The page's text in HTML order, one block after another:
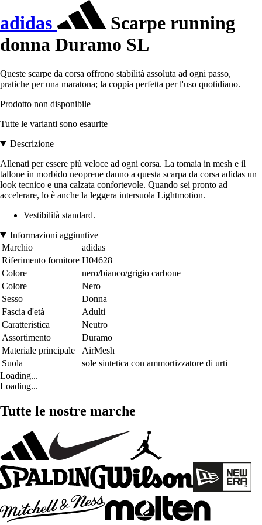
adidas
Scarpe running
donna Duramo SL
Queste scarpe da corsa offrono stabilità assoluta ad ogni passo,
pratiche per una maratona; la coppia perfetta per l'uso quotidiano.
Prodotto non disponibile
Tutte le varianti sono esaurite
Descrizione
Allenati per essere più veloce ad ogni corsa. La tomaia in mesh e il
tallone in morbido neoprene danno a questa scarpa da corsa adidas un
look tecnico e una calzata confortevole. Quando sei pronto ad
accelerare, lo è anche la leggera intersuola Lightmotion.
Vestibilità standard.
Informazioni aggiuntive
Marchio
adidas
Riferimento fornitore H04628
Colore
nero/bianco/grigio carbone
Colore
Nero
Sesso
Donna
Fascia d'età
Adulti
Caratteristica
Neutro
Assortimento
Duramo
Materiale principale
AirMesh
Suola
sole sintetica con ammortizzatore di urti
Loading...
Loading...
Tutte le nostre marche